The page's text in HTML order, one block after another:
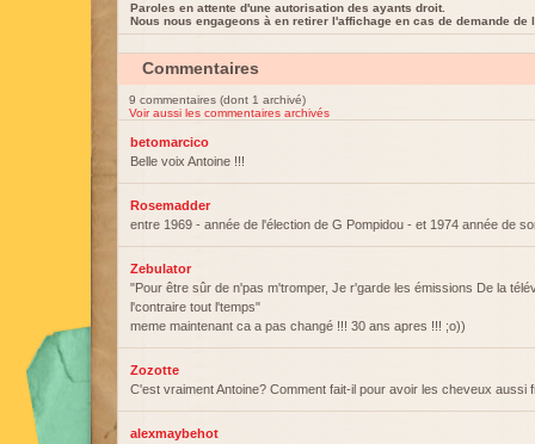
Paroles en attente d'une autorisation des ayants droit.
Nous nous engageons à en retirer l'affichage en cas de demande de
Commentaires
9 commentaires (dont 1 archivé)
Voir aussi les commentaires archivés
betomarcico
Belle voix Antoine !!!
Rosemadder
entre 1969 - année de l'élection de G Pompidou - et 1974 année de
Zebulator
"Pour être sûr de n'pas m'tromper, Je r'garde les émissions De la
l'contraire tout l'temps"
meme maintenant ca a pas changé !!! 30 ans apres !!! ;o))
Zozotte
C'est vraiment Antoine? Comment fait-il pour avoir les cheveux aussi
alexmaybehot